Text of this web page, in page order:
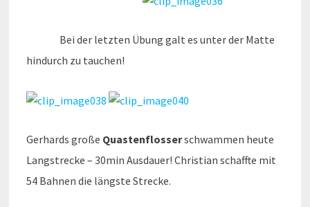
Bei der letzten Übung galt es unter der Matte
hindurch zu tauchen!
Gerhards große Quastenflosserschwammen heute
Langstrecke – 30min Ausdauer! Christian schaffte mit
54 Bahnen die längste Strecke.